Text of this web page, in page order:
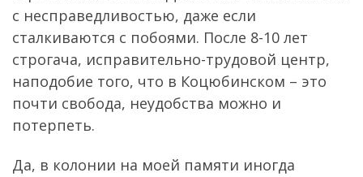
с несправедливостью, даже если
сталкиваются с побоями. После 8-10 лет
строгача, исправительно-трудовой центр,
наподобие того, что в Коцюбинском – это
почти свобода, неудобства можно и
потерпеть.
Да, в колонии на моей памяти иногда